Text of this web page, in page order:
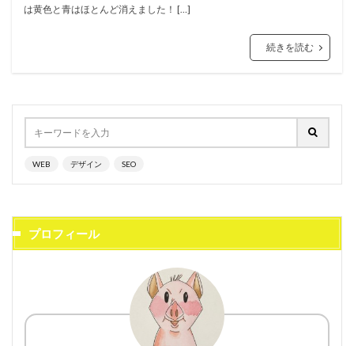
は黄色と青はほとんど消えました！ […]
続きを読む
WEB デザイン SEO
プロフィール